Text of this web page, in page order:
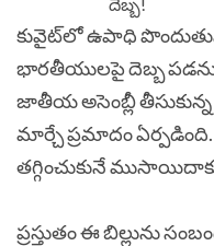
కువైట్‌లో ఉపాధి
భారతీయులపై దెబ్బ
జాతీయ అసెంబ్లీ
మార్చే ప్రమాదం ఏర్పడింది.
తగ్గించుకునే
ప్రస్తుతం ఈ బిల్లును